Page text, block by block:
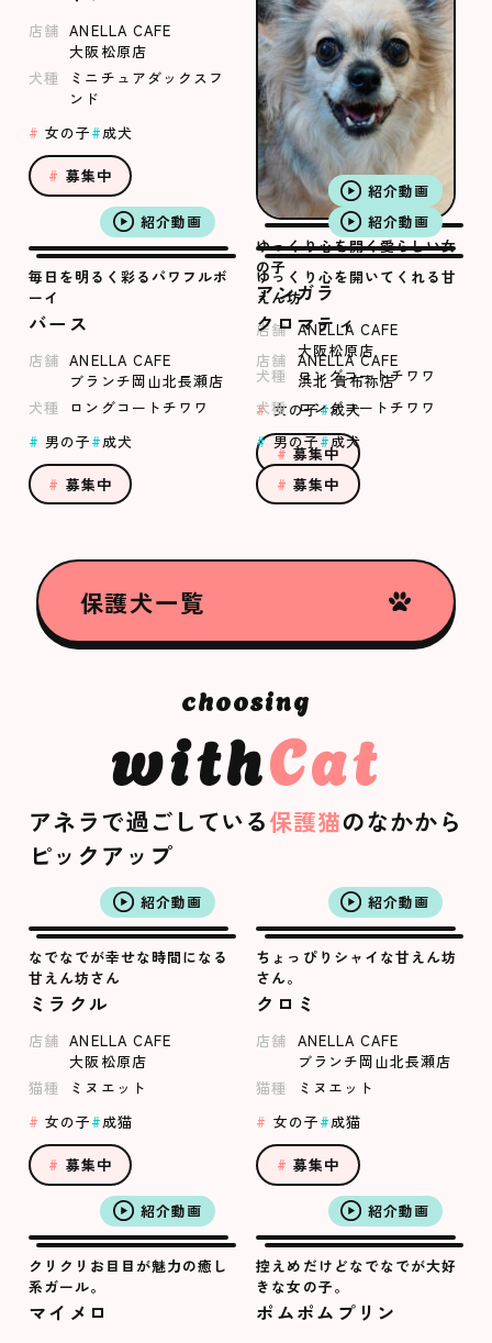
店舗 ANELLA CAFE
大阪松原店
犬種
ミニチュアダックスフ
ンド
女の子
成犬
募集中
紹介動画
ゆっくり心を開く愛らしい女
の子
アンガラ
店舗 ANELLA CAFE
大阪松原店
犬種
ロングコートチワワ
女の子 成犬
募集中
紹介動画
毎日を明るく彩るパワフルボ
ーイ
バース
店舗 ANELLA CAFE
ブランチ岡山北長瀬店
犬種
ロングコートチワワ
男の子
成犬
募集中
紹介動画
ゆっくり心を開いてくれる甘
えん坊
クロマティ
店舗 ANELLA CAFE
浜北 貴布祢店
犬種 ロングコートチワワ
男の子 成犬
募集中
保護犬一覧
withCat
アネラで過ごしている保護猫のなかから
ピックアップ
紹介動画
なでなでが幸せな時間になる
甘えん坊さん
ミラクル
店舗 ANELLA CAFE
大阪松原店
猫種
ミヌエット
女の子
成猫
募集中
紹介動画
ちょっぴりシャイな甘えん坊
さん。
クロミ
店舗 ANELLA CAFE
ブランチ岡山北長瀬店
猫種
ミヌエット
女の子
成猫
募集中
紹介動画
クリクリお目目が魅力の癒し
系ガール。
マイメロ
紹介動画
控えめだけどなでなでが大好
きな女の子。
ポムポムプリン